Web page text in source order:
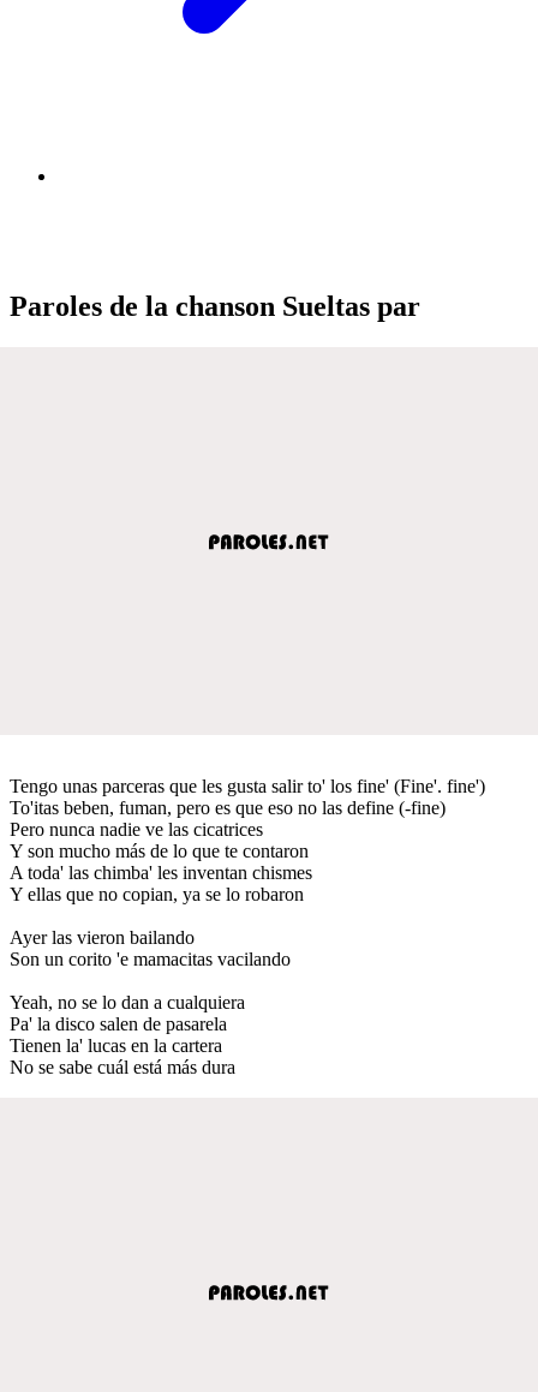
Paroles de la chanson Sueltas par
Tengo unas parceras que les gusta salir to' los fine' (Fine'. fine')
To'itas beben, fuman, pero es que eso no las define (-fine)
Pero nunca nadie ve las cicatrices
Y son mucho más de lo que te contaron
A toda' las chimba' les inventan chismes
Y ellas que no copian, ya se lo robaron
Ayer las vieron bailando
Son un corito 'e mamacitas vacilando
Yeah, no se lo dan a cualquiera
Pa' la disco salen de pasarela
Tienen la' lucas en la cartera
No se sabe cuál está más dura